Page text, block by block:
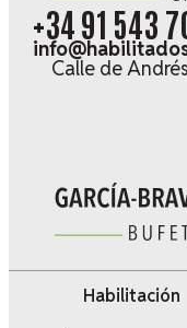
+34 91 543
Calle de
Habilitación